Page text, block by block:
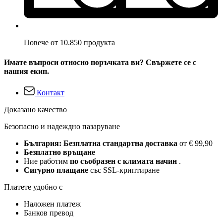
Повече от 10.850 продукта
Имате въпроси относно поръчката ви? Свържете се с
нашия екип.
Контакт
Доказано качество
Безопасно и надеждно пазаруване
България: Безплатна стандартна доставка от € 99,90
Безплатно връщане
Ние работим по съобразен с климата начин .
Сигурно плащане със SSL-криптиране
Платете удобно с
Наложен платеж
Банков превод